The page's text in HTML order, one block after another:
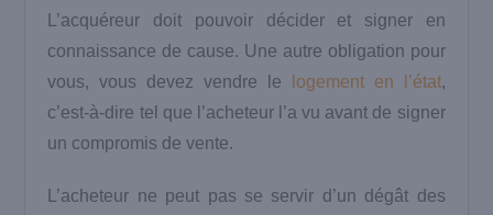
L’acquéreur doit pouvoir décider et signer en
connaissance de cause. Une autre obligation pour
vous, vous devez vendre le
logement en l’état,
c’est-à-dire tel que l’acheteur l’a vu avant de signer
un compromis de vente.
L’acheteur ne peut pas se servir d’un dégât des